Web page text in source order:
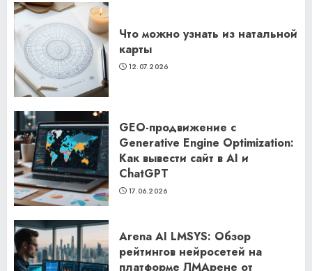
Что можно узнать из натальной
карты
12.07.2026
GEO-продвижение с
Generative Engine Optimization:
Как вывести сайт в AI и
ChatGPT
17.06.2026
Arena AI LMSYS: Обзор
рейтингов нейросетей на
платформе ЛМАрене от